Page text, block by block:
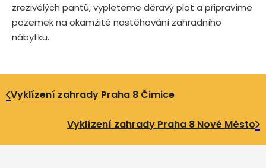
zrezivělých pantů, vypleteme děravý plot a připravíme
pozemek na okamžité nastěhování zahradního
nábytku.
Vyklízení zahrady Praha 8 Čimice
Vyklízení zahrady Praha 8 Nové Město